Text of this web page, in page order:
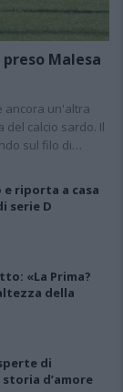
Malesa
ancora un'altra
calcio sardo. Il
sul filo di…
riporta a casa
serie D
«La Prima?
della
di
d’amore